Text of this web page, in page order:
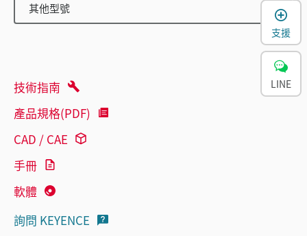
其他型號
技術指南
產品規格(PDF)
CAD / CAE
手冊
軟體
詢問 KEYENCE
支援
LINE